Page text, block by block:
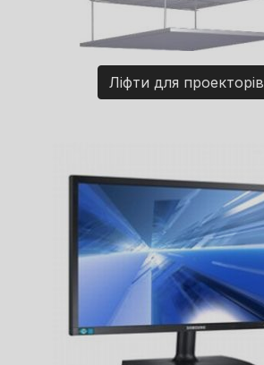
Ліфти для проекторів